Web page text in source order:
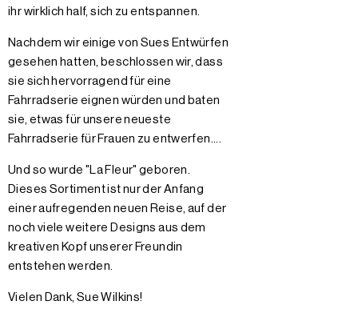
ihr wirklich half, sich zu entspannen.
Nachdem wir einige von Sues Entwürfen
gesehen hatten, beschlossen wir, dass
sie sich hervorragend für eine
Fahrradserie eignen würden und baten
sie, etwas für unsere neueste
Fahrradserie für Frauen zu entwerfen....
Und so wurde "La Fleur" geboren.
Dieses Sortiment ist nur der Anfang
einer aufregenden neuen Reise, auf der
noch viele weitere Designs aus dem
kreativen Kopf unserer Freundin
entstehen werden.
Vielen Dank, Sue Wilkins!